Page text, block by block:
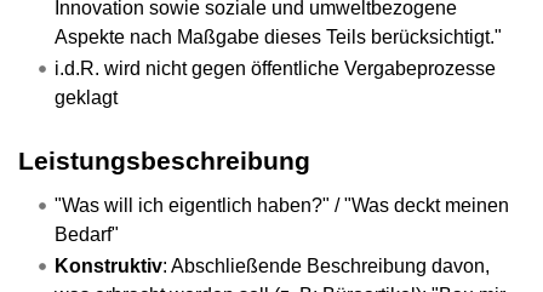
Innovation sowie soziale und umweltbezogene
Aspekte nach Maßgabe dieses Teils berücksichtigt."
i.d.R. wird nicht gegen öffentliche Vergabeprozesse
geklagt
Leistungsbeschreibung
"Was will ich eigentlich haben?" / "Was deckt meinen
Bedarf"
Konstruktiv: Abschließende Beschreibung davon,